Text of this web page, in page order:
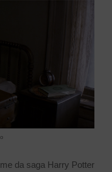
da saga Harry Potter